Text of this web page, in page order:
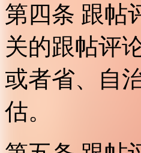
第四条 跟帖
关的跟帖评
或者省、自
估。